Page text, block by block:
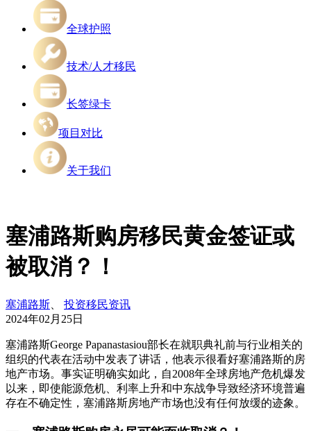
全球护照
技术/人才移民
长签绿卡
项目对比
关于我们
塞浦路斯购房移民黄金签证或
被取消？！
塞浦路斯
投资移民资讯
2024年02月25日
塞浦路斯George Papanastasiou部长在就职典礼前与行业相关的
组织的代表在活动中发表了讲话，他表示很看好塞浦路斯的房
地产市场。事实证明确实如此，自2008年全球房地产危机爆发
以来，即使能源危机、利率上升和中东战争导致经济环境普遍
存在不确定性，塞浦路斯房地产市场也没有任何放缓的迹象。